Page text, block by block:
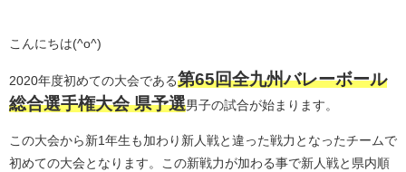
こんにちは(^o^)
2020年度初めての大会である第65回全九州バレーボール
総合選手権大会 県予選男子の試合が始まります。
この大会から新1年生も加わり新人戦と違った戦力となったチームで
初めての大会となります。この新戦力が加わる事で新人戦と県内順